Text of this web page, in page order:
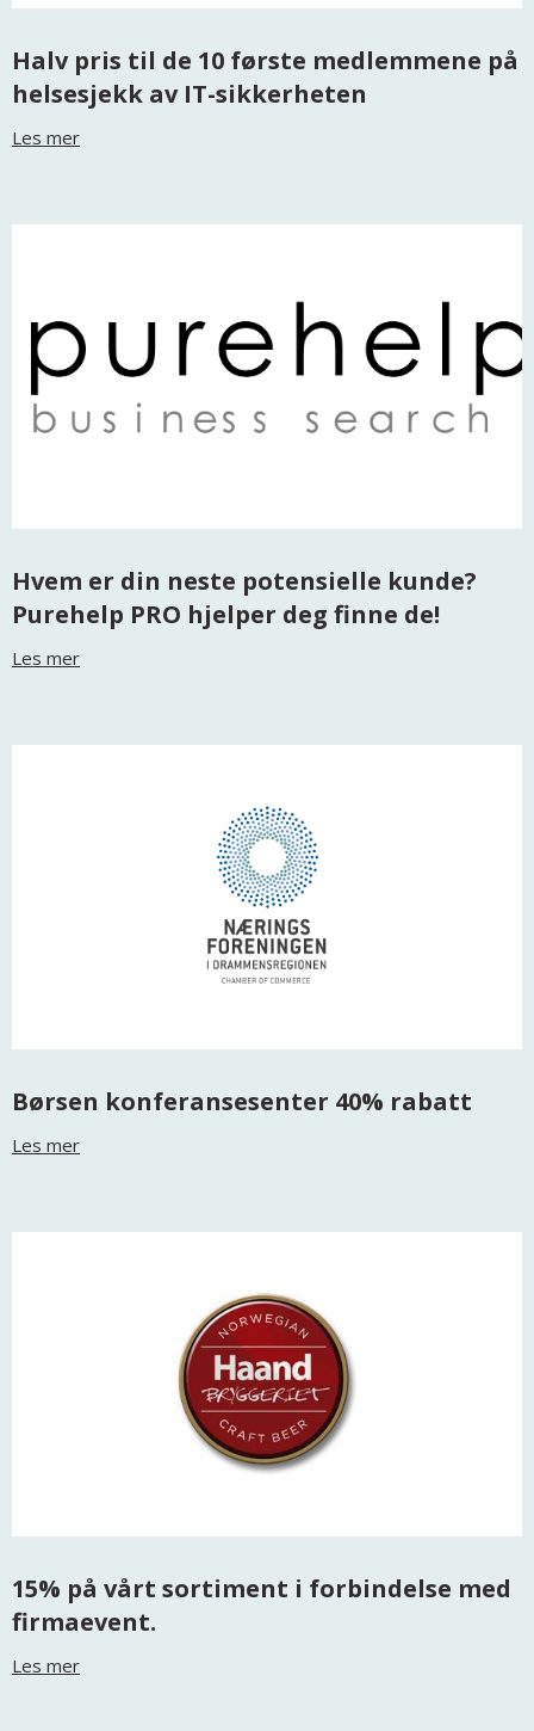
Halv pris til de 10 første medlemmene på
helsesjekk av IT-sikkerheten
Les mer
Hvem er din neste potensielle kunde?
Purehelp PRO hjelper deg finne de!
Les mer
Børsen konferansesenter 40% rabatt
Les mer
15% på vårt sortiment i forbindelse med
firmaevent.
Les mer